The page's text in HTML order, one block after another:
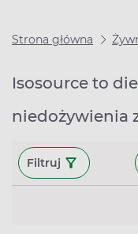
Strona główna
Isosource to
niedożywienia
Filtruj